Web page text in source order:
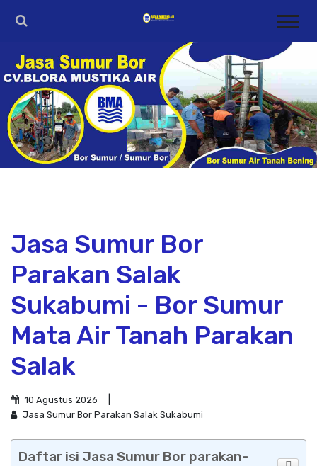
Jasa Sumur Bor
Parakan Salak
Sukabumi - Bor Sumur
Mata Air Tanah Parakan
Salak
10 Agustus 2026
Jasa Sumur Bor Parakan Salak Sukabumi
Daftar isi Jasa Sumur Bor parakan-